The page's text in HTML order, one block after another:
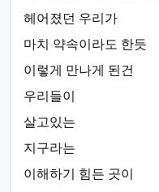
헤어졌던 우리가
마치 약속이라도 한듯
이렇게 만나게 된건
우리들이
살고있는
지구라는
이해하기 힘든 곳이